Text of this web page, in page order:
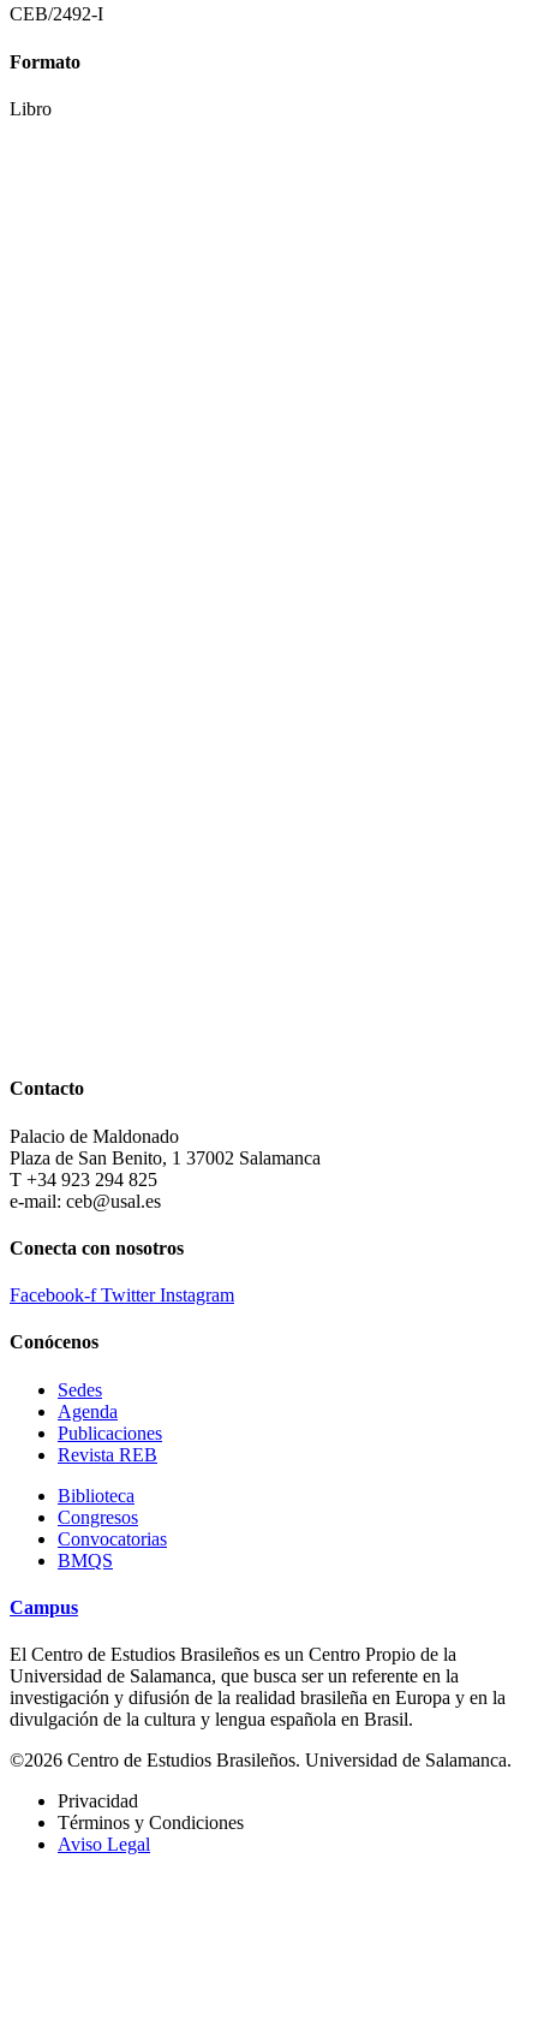
CEB/2492-I
Formato
Libro
Contacto
Palacio de Maldonado
Plaza de San Benito, 1 37002 Salamanca
T +34 923 294 825
e-mail: ceb@usal.es
Conecta con nosotros
Facebook-f Twitter Instagram
Conócenos
Sedes
Agenda
Publicaciones
Revista REB
Biblioteca
Congresos
Convocatorias
BMQS
Campus
El Centro de Estudios Brasileños es un Centro Propio de la
Universidad de Salamanca, que busca ser un referente en la
investigación y difusión de la realidad brasileña en Europa y en la
divulgación de la cultura y lengua española en Brasil.
©2026 Centro de Estudios Brasileños. Universidad de Salamanca.
Privacidad
Términos y Condiciones
Aviso Legal